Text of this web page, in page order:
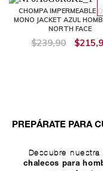
CHOMPA IMPERMEABLE
MONO JACKET AZUL
NORTH FACE
$239,90
PREPÁRATE PARA
Descubre
chalecos para